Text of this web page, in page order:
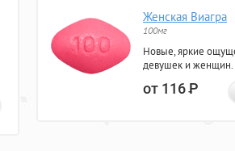
Женская Виагра
100мг
Новые, яркие
девушек и женщин.
от 116Р